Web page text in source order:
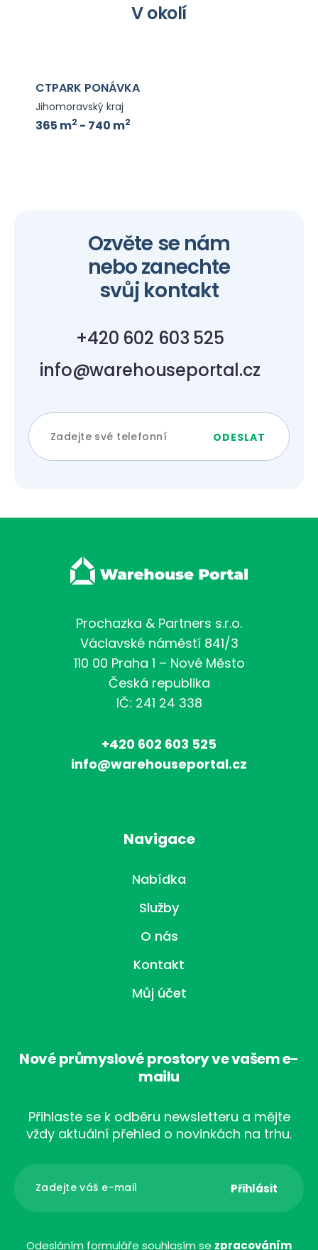
V okolí
CTPARK PONÁVKA
Jihomoravský kraj
365 m2 - 740 m2
Ozvěte se nám
nebo zanechte
svůj kontakt
+420 602 603 525
info@warehouseportal.cz
Prochazka & Partners s.r.o.
Václavské náměstí 841/3
110 00 Praha 1 – Nové Město
Česká republika
IČ: 241 24 338
+420 602 603 525
info@warehouseportal.cz
Navigace
Nabídka
Služby
O nás
Kontakt
Můj účet
Nové průmyslové prostory ve vašem e-
mailu
Přihlaste se k odběru newsletteru a mějte
vždy aktuální přehled o novinkách na trhu.
Odesláním formuláře souhlasím se zpracováním